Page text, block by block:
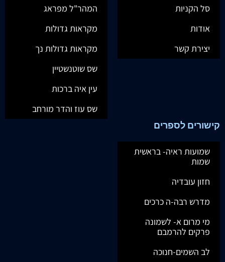
סל הקניות
אודות
יצירת קשר
המהר"ל מפראג
מקראות גדולות
מקראות גדולות נך
שס שוטנשטיין
עין איה ברכות
שס עוז והדר מורחב
קישורים לספרים
שמועות ראיה- בראשית
שמות
חזון עובדיה
מדרש רבה-ה כרכים
מי מרום א- לשמונה
פרקים להרמבם
לב השמים-חנוכה